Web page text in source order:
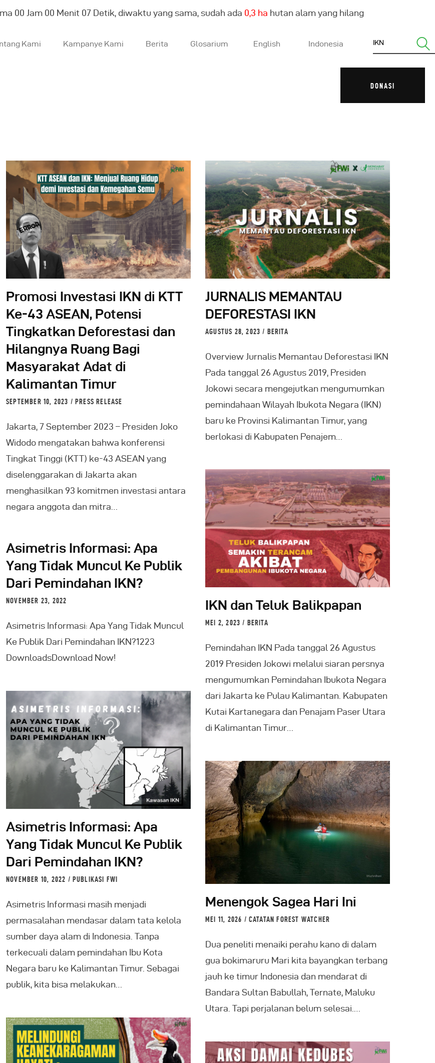
00 Jam 00 Menit 08 Detik, diwaktu yang sama, sudah ada 0,4 ha hutan alam yang hilang
Kami Kampanye Kami Berita Glosarium English Indonesia
DONASI
Promosi Investasi IKN di KTT
Ke-43 ASEAN, Potensi
Tingkatkan Deforestasi dan
Hilangnya Ruang Bagi
Masyarakat Adat di
Kalimantan Timur
SEPTEMBER 10, 2023 PRESS RELEASE
Jakarta, 7 September 2023 – Presiden Joko
Widodo mengatakan bahwa konferensi
Tingkat Tinggi (KTT) ke-43 ASEAN yang
diselenggarakan di Jakarta akan
menghasilkan 93 komitmen investasi antara
negara anggota dan mitra…
JURNALIS MEMANTAU
DEFORESTASI IKN
AGUSTUS 28, 2023 BERITA
Overview Jurnalis Memantau Deforestasi IKN
Pada tanggal 26 Agustus 2019, Presiden
Jokowi secara mengejutkan mengumumkan
pemindahaan Wilayah Ibukota Negara (IKN)
baru ke Provinsi Kalimantan Timur, yang
berlokasi di Kabupaten Penajem…
IKN dan Teluk Balikpapan
MEI 2, 2023 BERITA
Pemindahan IKN Pada tanggal 26 Agustus
2019 Presiden Jokowi melalui siaran persnya
mengumumkan Pemindahan Ibukota Negara
dari Jakarta ke Pulau Kalimantan. Kabupaten
Kutai Kartanegara dan Penajam Paser Utara
di Kalimantan Timur…
Asimetris Informasi: Apa
Yang Tidak Muncul Ke Publik
Dari Pemindahan IKN?
NOVEMBER 23, 2022
Asimetris Informasi: Apa Yang Tidak Muncul
Ke Publik Dari Pemindahan IKN?1223
DownloadsDownload Now!
Asimetris Informasi: Apa
Yang Tidak Muncul Ke Publik
Dari Pemindahan IKN?
NOVEMBER 10, 2022 PUBLIKASI FWI
Asimetris Informasi masih menjadi
permasalahan mendasar dalam tata kelola
sumber daya alam di Indonesia. Tanpa
terkecuali dalam pemindahan Ibu Kota
Negara baru ke Kalimantan Timur. Sebagai
publik, kita bisa melakukan…
Menengok Sagea Hari Ini
MEI 11, 2026 CATATAN FOREST WATCHER
Dua peneliti menaiki perahu kano di dalam
gua bokimaruru Mari kita bayangkan terbang
jauh ke timur Indonesia dan mendarat di
Bandara Sultan Babullah, Ternate, Maluku
Utara. Tapi perjalanan belum selesai.…